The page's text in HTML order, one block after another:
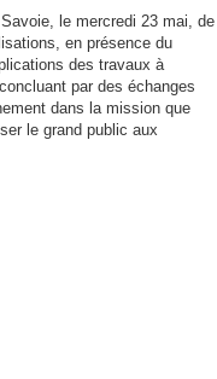
le mercredi 23 mai, de
en présence du
des travaux à
par des échanges
dans la mission que
le grand public aux